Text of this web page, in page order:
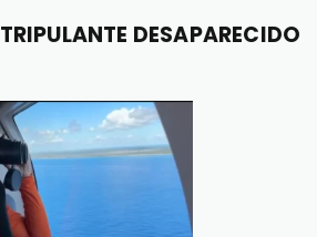
TRIPULANTE DESAPARECIDO